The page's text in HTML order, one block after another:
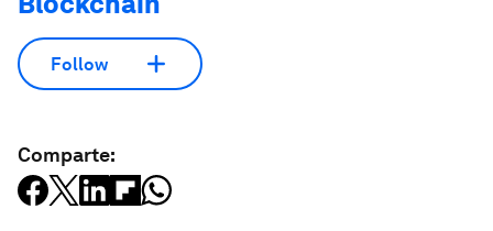
Follow
Comparte: